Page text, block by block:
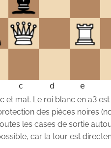
et mat. Le roi blanc en a3
des pièces noires
les cases de sortie
car la tour est